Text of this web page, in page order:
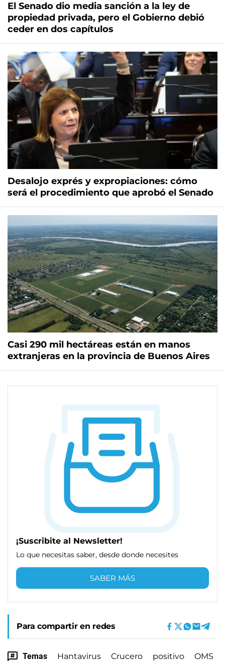
El Senado dio media sanción a la ley de
propiedad privada, pero el Gobierno debió
ceder en dos capítulos
Desalojo exprés y expropiaciones: cómo
será el procedimiento que aprobó el Senado
Casi 290 mil hectáreas están en manos
extranjeras en la provincia de Buenos Aires
¡Suscribite al Newsletter!
Lo que necesitas saber, desde donde necesites
SABER MÁS
Para compartir en redes
Temas Hantavirus Crucero positivo OMS